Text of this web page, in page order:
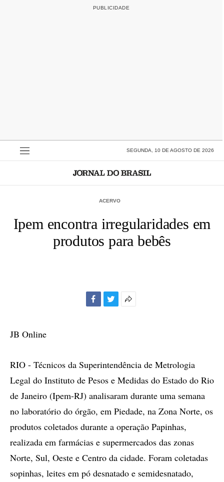
SEGUNDA, 10 DE AGOSTO DE 2026
ACERVO
Ipem encontra irregularidades em
produtos para bebês
JB Online
RIO - Técnicos da Superintendência de Metrologia
Legal do Instituto de Pesos e Medidas do Estado do Rio
de Janeiro (Ipem-RJ) analisaram durante uma semana
no laboratório do órgão, em Piedade, na Zona Norte, os
produtos coletados durante a operação Papinhas,
realizada em farmácias e supermercados das zonas
Norte, Sul, Oeste e Centro da cidade. Foram coletadas
sopinhas, leites em pó desnatado e semidesnatado,